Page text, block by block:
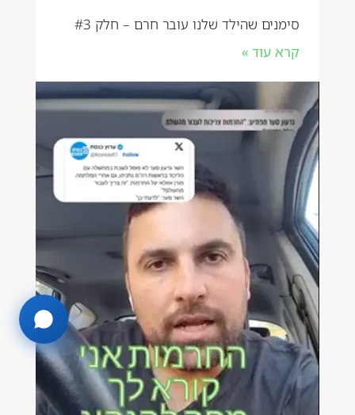
סימנים שהילד שלנו עובר חרם – חלק #3
קרא עוד »